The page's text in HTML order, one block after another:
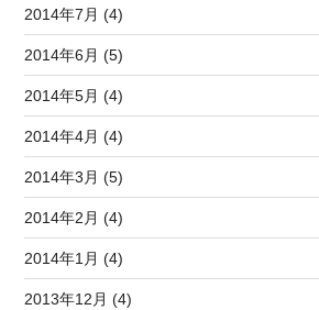
2014年7月 (4)
2014年6月 (5)
2014年5月 (4)
2014年4月 (4)
2014年3月 (5)
2014年2月 (4)
2014年1月 (4)
2013年12月 (4)